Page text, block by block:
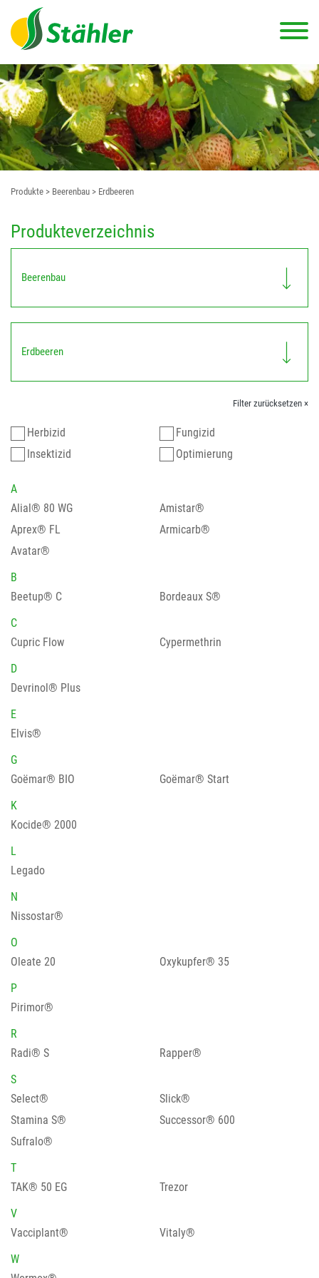
Produkte > Beerenbau > Erdbeeren
Produkteverzeichnis
Beerenbau
Erdbeeren
Filter zurücksetzen ×
Herbizid
Fungizid
Insektizid
Optimierung
A
Alial® 80 WG
Amistar®
Aprex® FL
Armicarb®
Avatar®
B
Beetup® C
Bordeaux S®
C
Cupric Flow
Cypermethrin
D
Devrinol® Plus
E
Elvis®
G
Goëmar® BIO
Goëmar® Start
K
Kocide® 2000
L
Legado
N
Nissostar®
O
Oleate 20
Oxykupfer® 35
P
Pirimor®
R
Radi® S
Rapper®
S
Select®
Slick®
Stamina S®
Successor® 600
Sufralo®
T
TAK® 50 EG
Trezor
V
Vacciplant®
Vitaly®
W